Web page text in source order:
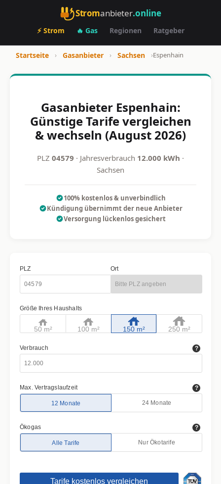
Stromanbieter.online
⚡ Strom 🔥 Gas Regionen Ratgeber
Startseite › Gasanbieter › Sachsen ›Espenhain
Gasanbieter Espenhain:
Günstige Tarife vergleichen
& wechseln (August 2026)
PLZ 04579 · Jahresverbrauch 12.000 kWh ·
Sachsen
100% kostenlos & unverbindlich
Kündigung übernimmt der neue Anbieter
Versorgung lückenlos gesichert